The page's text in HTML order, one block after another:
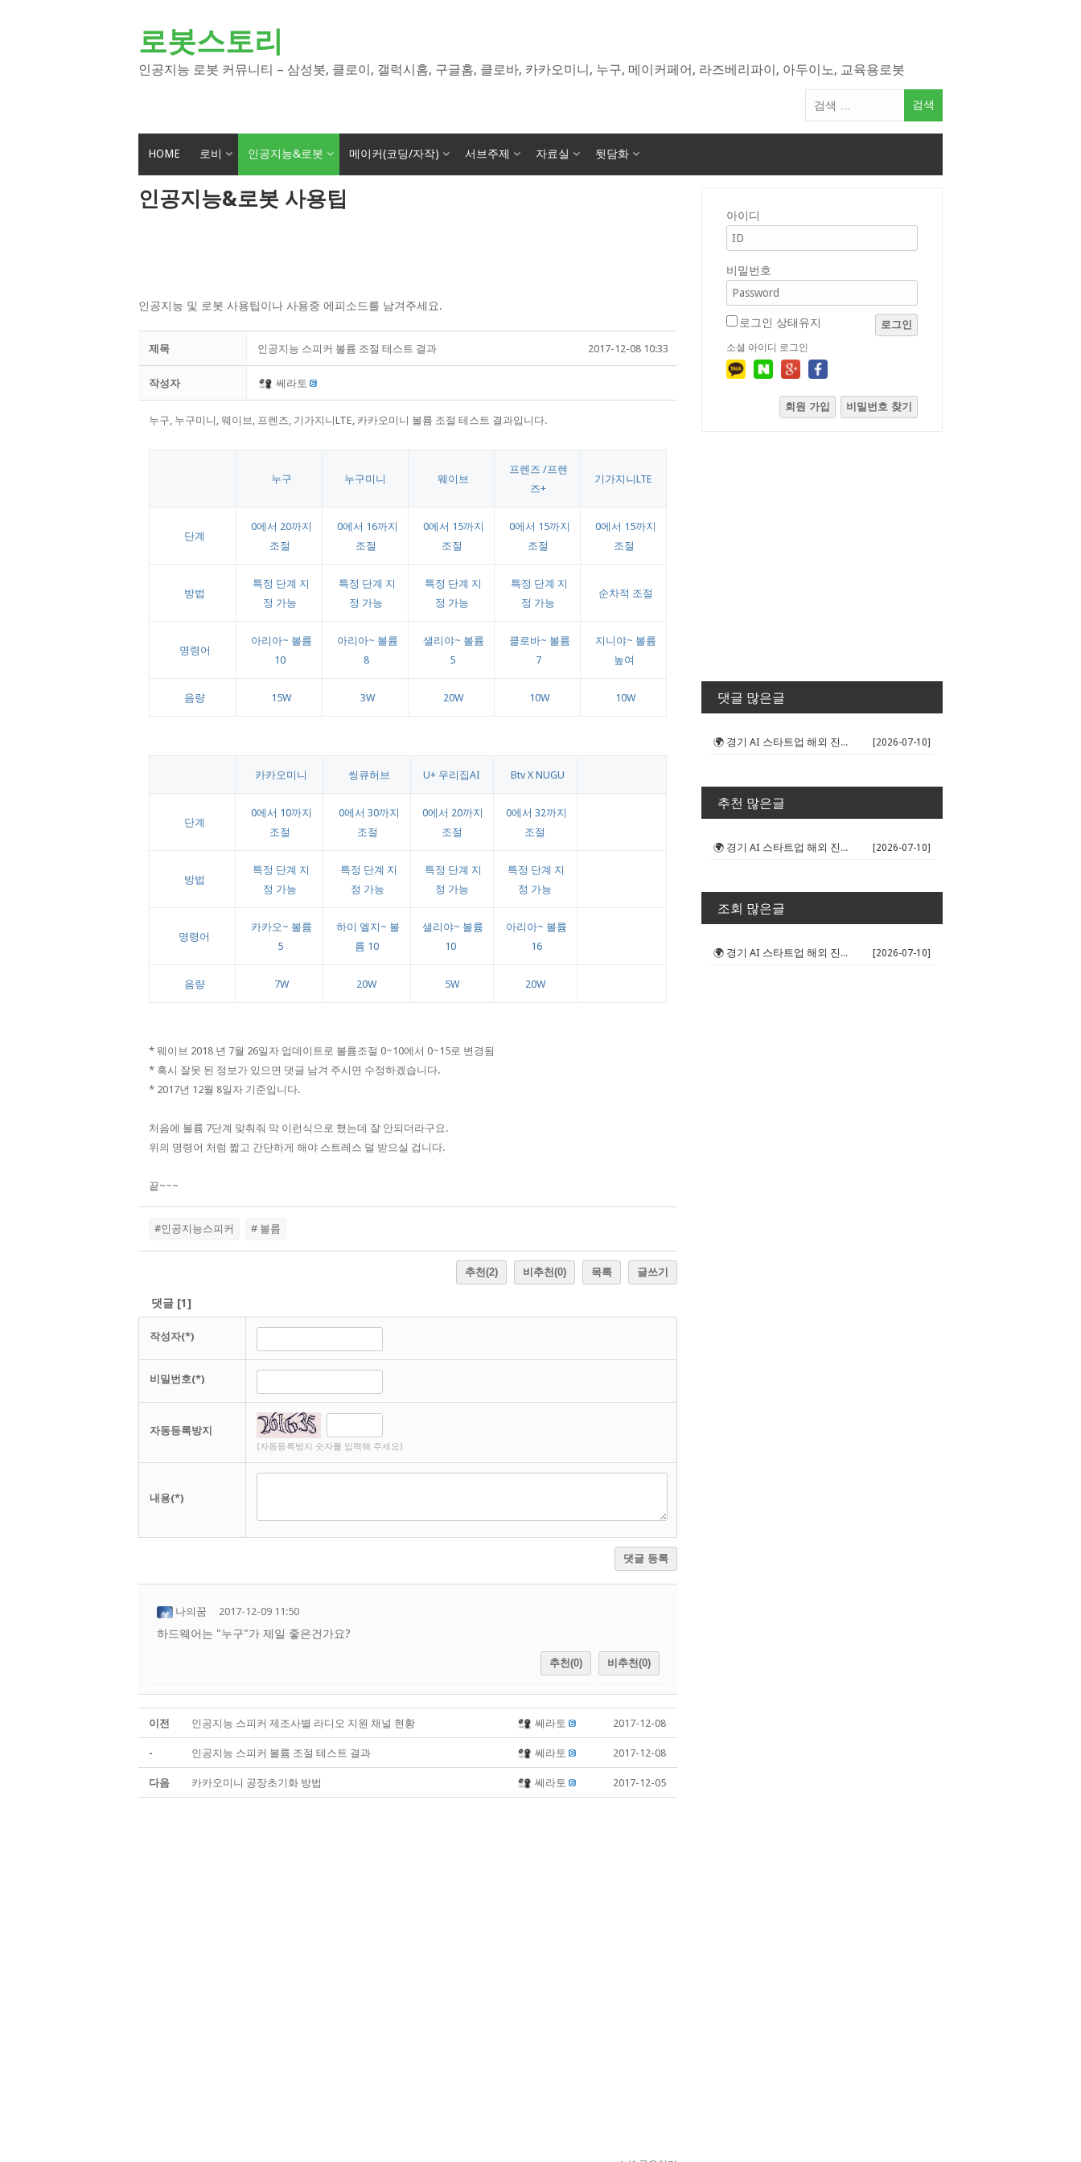
로봇스토리
인공지능 로봇 커뮤니티 – 삼성봇, 클로이, 갤럭시홈, 구글홈, 클로바, 카카오미니, 누구, 메이커페어, 라즈베리파이, 아두이노, 교육용로봇
색
HOME 로비 인공지능&로봇 메이커(코딩/자작) 서브주제 자료실 뒷담화
인공지능&로봇 사용팁
인공지능 및 로봇 사용팁이나 사용중 에피소드를 남겨주세요.
제목 인공지능 스피커 볼륨 조절 테스트 결과 2017-12-08 10:33
작성자 쎄라토
누구, 누구미니, 웨이브, 프렌즈, 기가지니LTE, 카카오미니 볼륨 조절 테스트 결과입니다.
누구 누구미니 웨이브
프렌즈 /프렌
즈+
기가지니LTE
단계
0에서 20까지
조절
0에서 16까지
조절
0에서 15까지
조절
0에서 15까지
조절
0에서 15까지
조절
방법
특정 단계 지
정 가능
특정 단계 지
정 가능
특정 단계 지
정 가능
특정 단계 지
정 가능
순차적 조절
명령어
아리아~ 볼륨
10
아리아~ 볼륨
8
샐리야~ 볼륨
5
클로바~ 볼륨
7
지니야~ 볼륨
높여
음량 15W 3W 20W 10W 10W
카카오미니 씽큐허브 U+ 우리집AI Btv X NUGU
단계
0에서 10까지
조절
0에서 30까지
조절
0에서 20까지
조절
0에서 32까지
조절
방법
특정 단계 지
정 가능
특정 단계 지
정 가능
특정 단계 지
정 가능
특정 단계 지
정 가능
명령어
카카오~ 볼륨
5
하이 엘지~ 볼
륨 10
샐리야~ 볼륨
10
아리아~ 볼륨
16
음량 7W 20W 5W 20W
* 웨이브 2018 년 7월 26일자 업데이트로 볼륨조절 0~10에서 0~15로 변경됨
* 혹시 잘못 된 정보가 있으면 댓글 남겨 주시면 수정하겠습니다.
* 2017년 12월 8일자 기준입니다.
처음에 볼륨 7단계 맞춰줘 막 이런식으로 했는데 잘 안되더라구요.
위의 명령어 처럼 짧고 간단하게 해야 스트레스 덜 받으실 겁니다. ​
끝~~~​
#인공지능스피커 # 볼륨
추천(2) 비추천(0) 목록 글쓰기
댓글 [1]
작성자(*)
비밀번호(*)
자동등록방지
(자동등록방지 숫자를 입력해 주세요)
내용(*)
댓글 등록
나의꿈 2017-12-09 11:50
하드웨어는 "누구"가 제일 좋은건가요?
추천(0) 비추천(0)
이전 인공지능 스피커 제조사별 라디오 지원 채널 현황 쎄라토 2017-12-08
- 인공지능 스피커 볼륨 조절 테스트 결과 쎄라토 2017-12-08
다음 카카오미니 공장초기화 방법 쎄라토 2017-12-05
아이디
비밀번호
로그인 상태유지 로그인
소셜 아이디 로그인
회원 가입 비밀번호 찾기
댓글 많은글
🌍 경기 AI 스타트업 해외 진출 판... [2026-07-10]
추천 많은글
🌍 경기 AI 스타트업 해외 진출 판... [2026-07-10]
조회 많은글
🌍 경기 AI 스타트업 해외 진출 판... [2026-07-10]